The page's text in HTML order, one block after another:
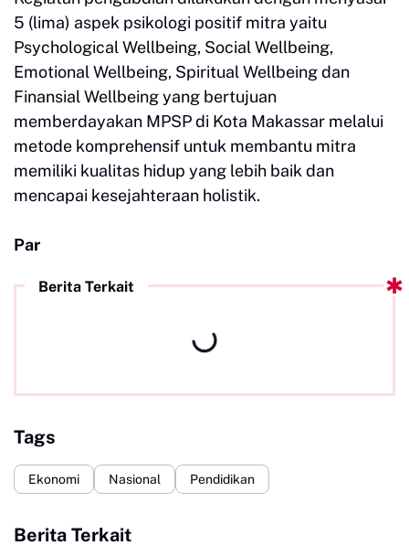
5 (lima) aspek psikologi positif mitra yaitu
Psychological Wellbeing, Social Wellbeing,
Emotional Wellbeing, Spiritual Wellbeing dan
Finansial Wellbeing yang bertujuan
memberdayakan MPSP di Kota Makassar melalui
metode komprehensif untuk membantu mitra
memiliki kualitas hidup yang lebih baik dan
mencapai kesejahteraan holistik.
Par
Berita Terkait
Tags
Ekonomi Nasional Pendidikan
Berita Terkait